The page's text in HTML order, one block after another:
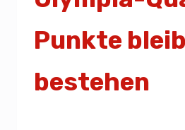
Punkte
bestehen